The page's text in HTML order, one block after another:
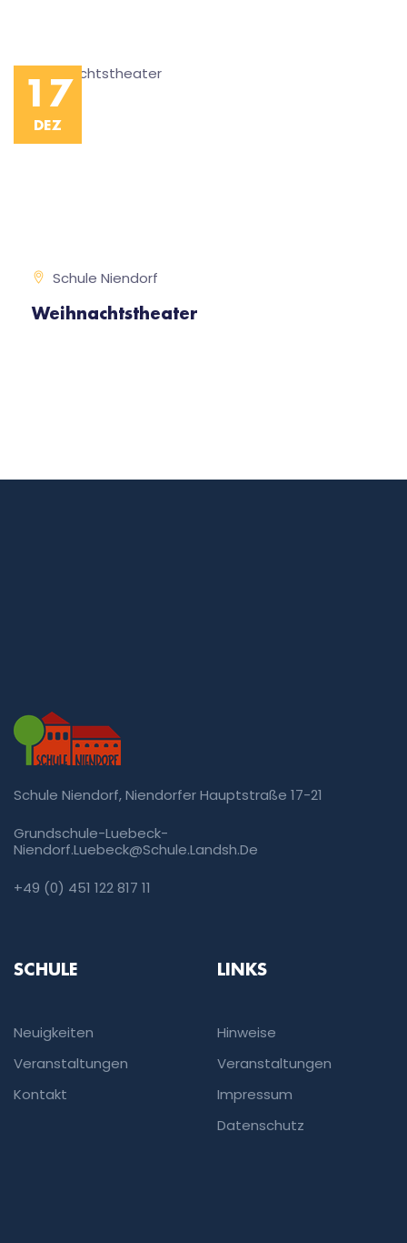
17
DEZ
Schule Niendorf
Weihnachtstheater
Schule Niendorf, Niendorfer Hauptstraße 17-21
Grundschule-Luebeck-
Niendorf.luebeck@schule.landsh.de
+49 (0) 451 122 817 11
SCHULE
Neuigkeiten
Veranstaltungen
Kontakt
LINKS
Hinweise
Veranstaltungen
Impressum
Datenschutz